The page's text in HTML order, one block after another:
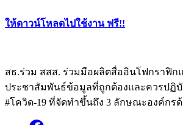
ให้ดาวน์โหลดไปใช้งาน ฟรี!!
สธ.ร่วม สสส. ร่วมมือผลิตสื่ออินโฟกราฟิก
ประชาสัมพันธ์ข้อมูลที่ถูกต้องและควรปฏิบั
#โควิด-19 ที่จัดทำขึ้นถึง 3 ลักษณะองค์กร